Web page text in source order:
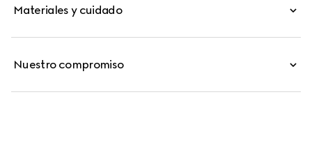
Materiales y cuidado
Nuestro compromiso